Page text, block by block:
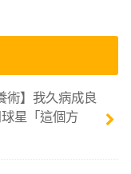
術】我久病成良
星「這個方